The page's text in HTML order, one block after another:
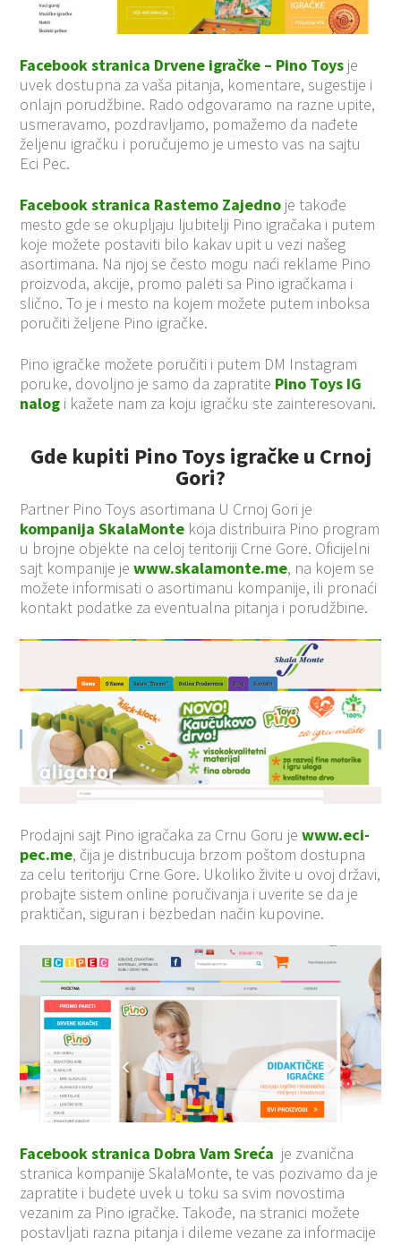
Facebook stranica Drvene igračke – Pino Toys je
uvek dostupna za vaša pitanja, komentare, sugestije i
onlajn porudžbine. Rado odgovaramo na razne upite,
usmeravamo, pozdravljamo, pomažemo da nađete
željenu igračku i poručujemo je umesto vas na sajtu
Eci Pec.
Facebook stranica Rastemo Zajedno je takođe
mesto gde se okupljaju ljubitelji Pino igračaka i putem
koje možete postaviti bilo kakav upit u vezi našeg
asortimana. Na njoj se često mogu naći reklame Pino
proizvoda, akcije, promo paleti sa Pino igračkama i
slično. To je i mesto na kojem možete putem inboksa
poručiti željene Pino igračke.
Pino igračke možete poručiti i putem DM Instagram
poruke, dovoljno je samo da zapratite Pino Toys IG
nalog i kažete nam za koju igračku ste zainteresovani.
Gde kupiti Pino Toys igračke u Crnoj
Gori?
Partner Pino Toys asortimana U Crnoj Gori je
kompanija SkalaMonte koja distribuira Pino program
u brojne objekte na celoj teritoriji Crne Gore. Oficijelni
sajt kompanije jewww.skalamonte.me, na kojem se
možete informisati o asortimanu kompanije, ili pronaći
kontakt podatke za eventualna pitanja i porudžbine.
Prodajni sajt Pino igračaka za Crnu Goru jewww.eci-
pec.me, čija je distribucuja brzom poštom dostupna
za celu teritoriju Crne Gore. Ukoliko živite u ovoj državi,
probajte sistem online poručivanja i uverite se da je
praktičan, siguran i bezbedan način kupovine.
Facebook stranica Dobra Vam Sreća je zvanična
stranica kompanije SkalaMonte, te vas pozivamo da je
zapratite i budete uvek u toku sa svim novostima
vezanim za Pino igračke. Takođe, na stranici možete
postavljati razna pitanja i dileme vezane za informacije